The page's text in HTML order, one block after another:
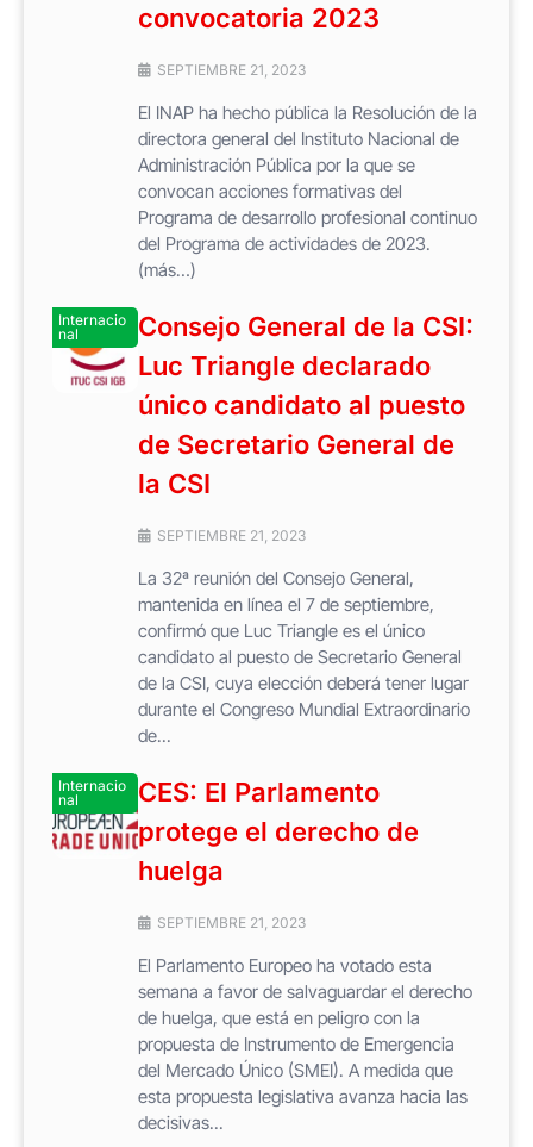
convocatoria 2023
SEPTIEMBRE 21, 2023
El INAP ha hecho pública la Resolución de la
directora general del Instituto Nacional de
Administración Pública por la que se
convocan acciones formativas del
Programa de desarrollo profesional continuo
del Programa de actividades de 2023.
(más…)
Internacio
nal
Consejo General de la CSI:
Luc Triangle declarado
único candidato al puesto
de Secretario General de
la CSI
SEPTIEMBRE 21, 2023
La 32ª reunión del Consejo General,
mantenida en línea el 7 de septiembre,
confirmó que Luc Triangle es el único
candidato al puesto de Secretario General
de la CSI, cuya elección deberá tener lugar
durante el Congreso Mundial Extraordinario
de...
Internacio
nal
CES: El Parlamento
protege el derecho de
huelga
SEPTIEMBRE 21, 2023
El Parlamento Europeo ha votado esta
semana a favor de salvaguardar el derecho
de huelga, que está en peligro con la
propuesta de Instrumento de Emergencia
del Mercado Único (SMEI). A medida que
esta propuesta legislativa avanza hacia las
decisivas...